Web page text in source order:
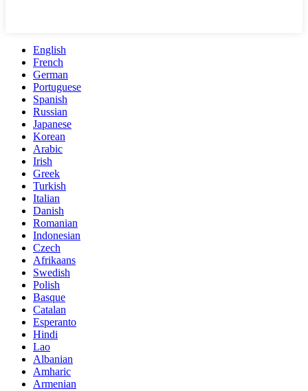
English
French
German
Portuguese
Spanish
Russian
Japanese
Korean
Arabic
Irish
Greek
Turkish
Italian
Danish
Romanian
Indonesian
Czech
Afrikaans
Swedish
Polish
Basque
Catalan
Esperanto
Hindi
Lao
Albanian
Amharic
Armenian